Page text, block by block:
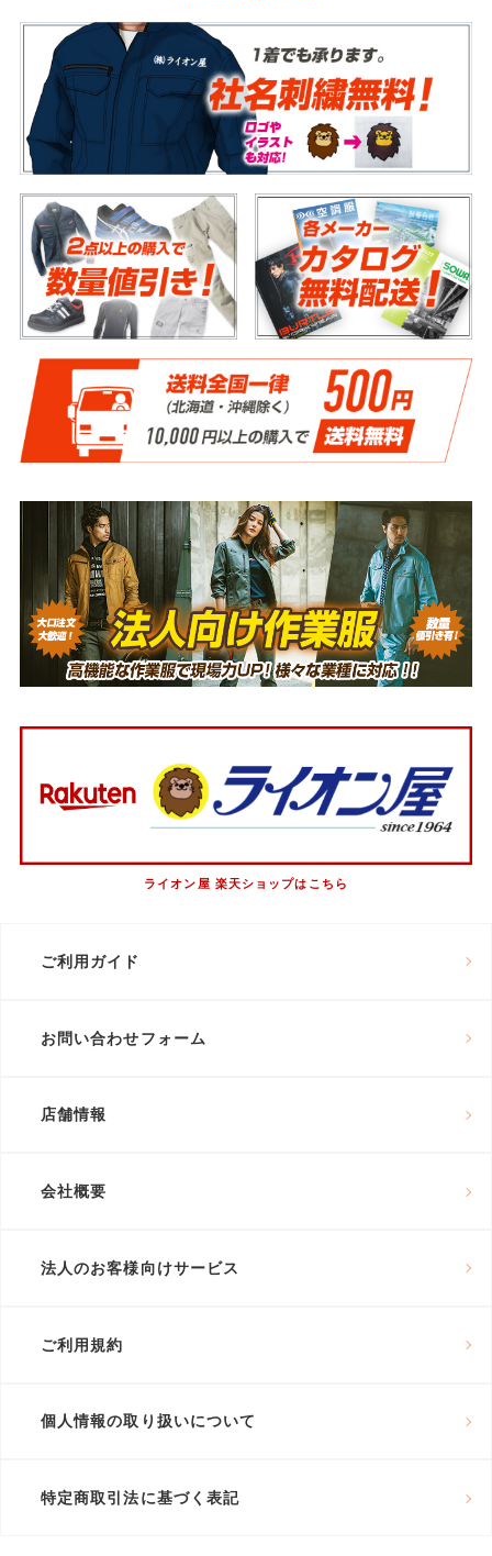
ライオン屋 楽天ショップはこちら
ご利用ガイド
お問い合わせフォーム
店舗情報
会社概要
法人のお客様向けサービス
ご利用規約
個人情報の取り扱いについて
特定商取引法に基づく表記